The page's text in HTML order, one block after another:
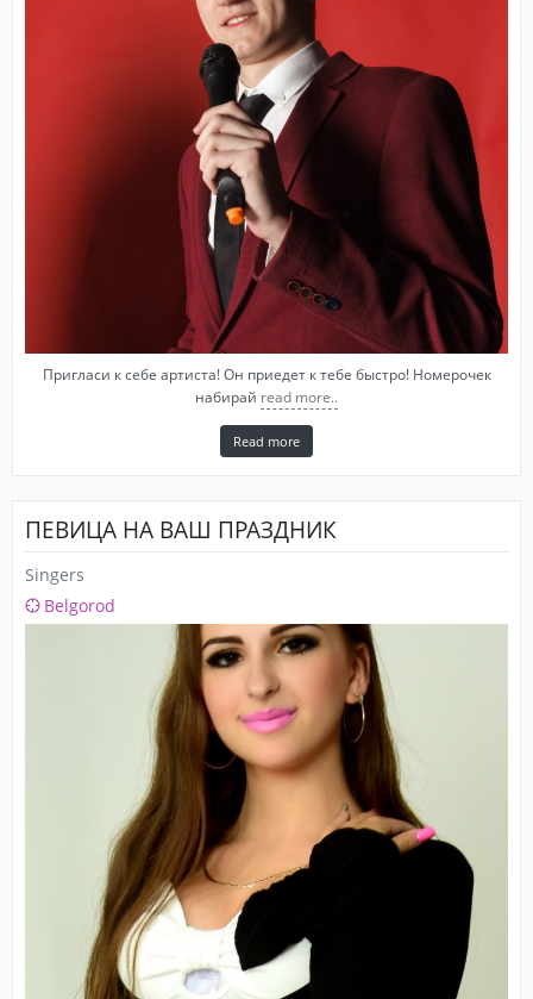
Пригласи к себе артиста! Он приедет к тебе быстро! Номерочек
набирай read more..
Read more
ПЕВИЦА НА ВАШ ПРАЗДНИК
Singers
Belgorod